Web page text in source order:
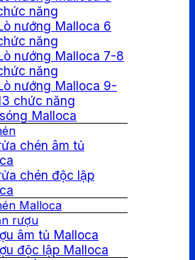
năng
nướng Malloca 6
năng
nướng Malloca 7-8
năng
nướng Malloca 9-
chức năng
Malloca
chén âm tủ
chén độc lập
Malloca
rượu
âm tủ Malloca
độc lập Malloca